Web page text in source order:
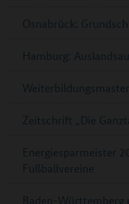
Osnabrück:
Hamburg:
Zeitschrift „Die
Energiesparmeister
Fußballvereine
Baden-Württemberg